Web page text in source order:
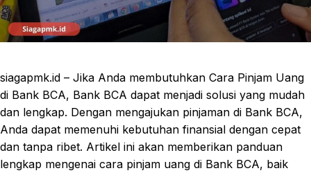
siagapmk.id – Jika Anda membutuhkan Cara Pinjam Uang
di Bank BCA, Bank BCA dapat menjadi solusi yang mudah
dan lengkap. Dengan mengajukan pinjaman di Bank BCA,
Anda dapat memenuhi kebutuhan finansial dengan cepat
dan tanpa ribet. Artikel ini akan memberikan panduan
lengkap mengenai cara pinjam uang di Bank BCA, baik